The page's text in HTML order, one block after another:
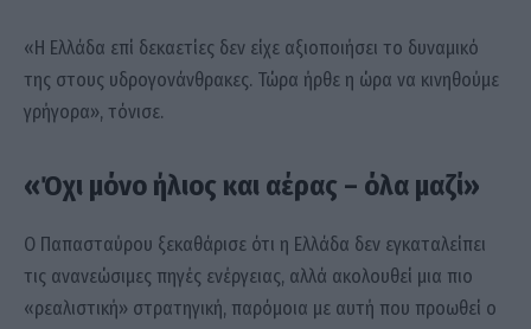
«Η Ελλάδα επί δεκαετίες δεν είχε αξιοποιήσει το δυναμικό
της στους υδρογονάνθρακες. Τώρα ήρθε η ώρα να κινηθούμε
γρήγορα», τόνισε.
«Όχι μόνο ήλιος και αέρας – όλα μαζί»
Ο Παπασταύρου ξεκαθάρισε ότι η Ελλάδα δεν εγκαταλείπει
τις ανανεώσιμες πηγές ενέργειας, αλλά ακολουθεί μια πιο
«ρεαλιστική» στρατηγική, παρόμοια με αυτή που προωθεί ο